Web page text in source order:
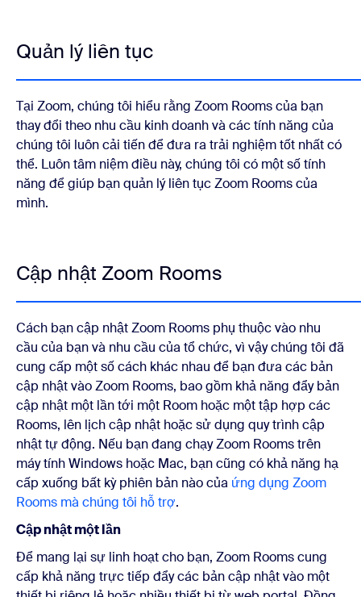
Quản lý liên tục
Tại Zoom, chúng tôi hiểu rằng Zoom Rooms của bạn
thay đổi theo nhu cầu kinh doanh và các tính năng của
chúng tôi luôn cải tiến để đưa ra trải nghiệm tốt nhất có
thể. Luôn tâm niệm điều này, chúng tôi có một số tính
năng để giúp bạn quản lý liên tục Zoom Rooms của
mình.
Cập nhật Zoom Rooms
Cách bạn cập nhật Zoom Rooms phụ thuộc vào nhu
cầu của bạn và nhu cầu của tổ chức, vì vậy chúng tôi đã
cung cấp một số cách khác nhau để bạn đưa các bản
cập nhật vào Zoom Rooms, bao gồm khả năng đẩy bản
cập nhật một lần tới một Room hoặc một tập hợp các
Rooms, lên lịch cập nhật hoặc sử dụng quy trình cập
nhật tự động. Nếu bạn đang chạy Zoom Rooms trên
máy tính Windows hoặc Mac, bạn cũng có khả năng hạ
cấp xuống bất kỳ phiên bản nào của ứng dụng Zoom
Rooms mà chúng tôi hỗ trợ.
Cập nhật một lần
Để mang lại sự linh hoạt cho bạn, Zoom Rooms cung
cấp khả năng trực tiếp đẩy các bản cập nhật vào một